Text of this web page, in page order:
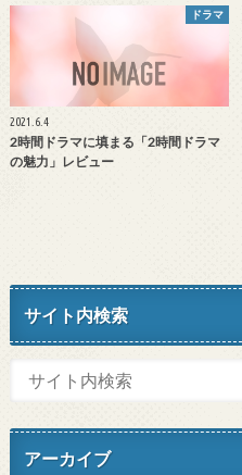
ドラマ
2021.6.4
2時間ドラマに填まる「2時間ドラマ
の魅力」レビュー
サイト内検索
アーカイブ